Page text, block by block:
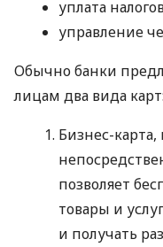
уплата
управление
Обычно банки
лицам два вида карт:
Бизнес-карта,
позволяет
товары и
и получать